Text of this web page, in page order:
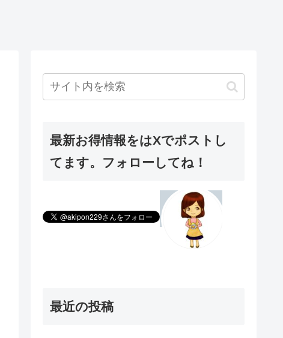
最新お得情報をはXでポストし
てます。フォローしてね！
最近の投稿